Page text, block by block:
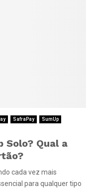
SafraPay
SumUp
Solo? Qual a
cada vez mais
para qualquer tipo